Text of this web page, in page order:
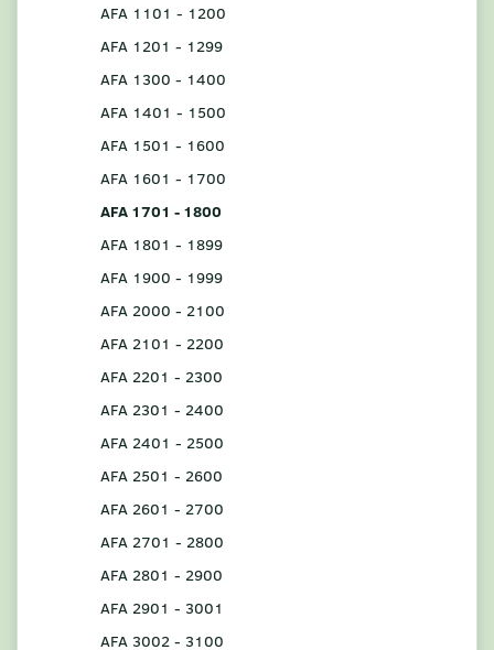
AFA 1101 - 1200
AFA 1201 - 1299
AFA 1300 - 1400
AFA 1401 - 1500
AFA 1501 - 1600
AFA 1601 - 1700
AFA 1701 - 1800
AFA 1801 - 1899
AFA 1900 - 1999
AFA 2000 - 2100
AFA 2101 - 2200
AFA 2201 - 2300
AFA 2301 - 2400
AFA 2401 - 2500
AFA 2501 - 2600
AFA 2601 - 2700
AFA 2701 - 2800
AFA 2801 - 2900
AFA 2901 - 3001
AFA 3002 - 3100